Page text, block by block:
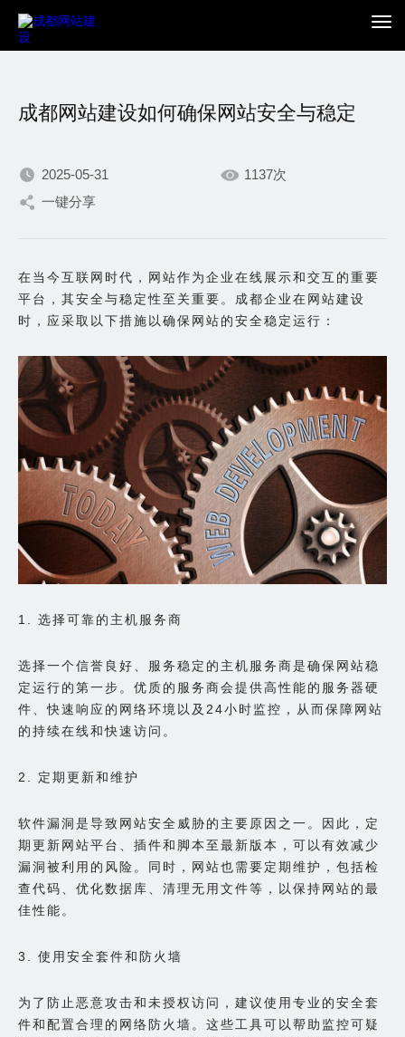
只为在数字世界打造更加
出色的你。
成都网站建设如何确保网站安全与稳定
2025-05-31
1137次
一键分享
在当今互联网时代，网站作为企业在线展示和交互的重要
平台，其安全与稳定性至关重要。成都企业在网站建设
时，应采取以下措施以确保网站的安全稳定运行：
1. 选择可靠的主机服务商
选择一个信誉良好、服务稳定的主机服务商是确保网站稳
定运行的第一步。优质的服务商会提供高性能的服务器硬
件、快速响应的网络环境以及24小时监控，从而保障网站
的持续在线和快速访问。
2. 定期更新和维护
软件漏洞是导致网站安全威胁的主要原因之一。因此，定
期更新网站平台、插件和脚本至最新版本，可以有效减少
漏洞被利用的风险。同时，网站也需要定期维护，包括检
查代码、优化数据库、清理无用文件等，以保持网站的最
佳性能。
3. 使用安全套件和防火墙
为了防止恶意攻击和未授权访问，建议使用专业的安全套
件和配置合理的网络防火墙。这些工具可以帮助监控可疑